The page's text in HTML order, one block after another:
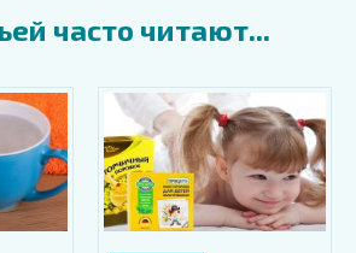
часто читают...